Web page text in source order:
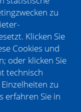
in
eine
werden
zu
Klicken Sie
Cookies und
oder klicken Sie
technisch
zu
erfahren Sie in